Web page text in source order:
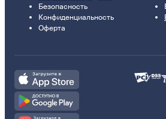
Безопасность
Конфиденциальность
Оферта